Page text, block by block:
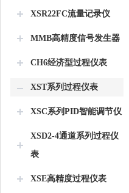
XSR22FC流量记录仪
MMB高精度信号发生器
CH6经济型过程仪表
XST系列过程仪表
XSC系列PID智能调节仪
XSD2-4通道系列过程仪
表
XSE高精度过程仪表